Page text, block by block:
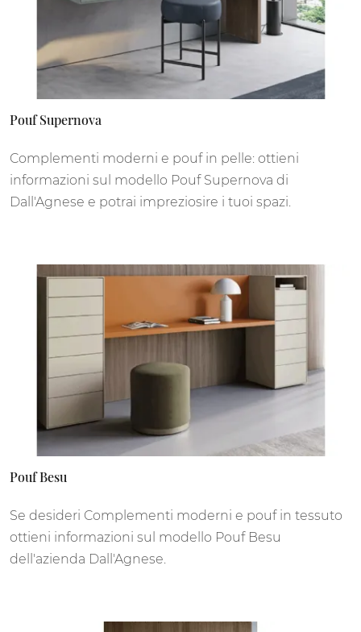
Pouf Supernova
Complementi moderni e pouf in pelle: ottieni
informazioni sul modello Pouf Supernova di
Dall'Agnese e potrai impreziosire i tuoi spazi.
Pouf Besu
Se desideri Complementi moderni e pouf in tessuto
ottieni informazioni sul modello Pouf Besu
dell'azienda Dall'Agnese.